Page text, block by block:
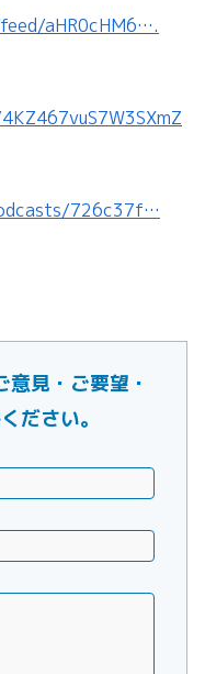
aHR0cHM6….
726c37f…
見・ご要望・
ださい。